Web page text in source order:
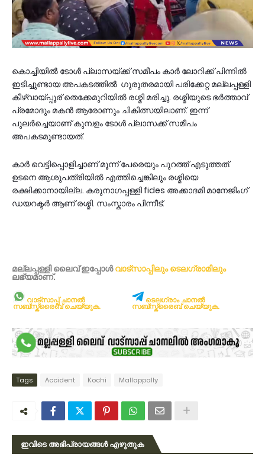
കൊച്ചിയിൽ ടോൾ പ്ലാസയ്ക്ക് സമീപം കാർ ലോറിക്ക് പിന്നിൽ
ഇടിച്ചുണ്ടായ അപകടത്തിൽ ഗുരുതരമായി പരിക്കേറ്റ മല്ലപ്പള്ളി
കീഴ്വായ്പ്പൂര് തെക്കേമുറിയിൽ രശ്മി മരിച്ചു. രശ്മിയുടെ ഭർത്താവ്
പ്രമോദും മകൻ ആരോണും ചികിത്സയിലാണ്. ഇന്ന്
പുലർച്ചെയാണ് കുമ്പളം ടോൾ പ്ലാസക്ക് സമീപം
അപകടമുണ്ടായത്.
കാർ വെട്ടിപ്പൊളിച്ചാണ് മൂന്ന് പേരെയും പുറത്ത് എടുത്തത്.
ഉടനെ ആശുപത്രിയിൽ എത്തിച്ചെങ്കിലും രശ്മിയെ
രക്ഷിക്കാനായില്ല. കരുനാഗപ്പള്ളി fides അക്കാദമി മാനേജിംഗ്
ഡയറക്ടർ ആണ് രശ്മി. സംസ്കാരം പിന്നീട്.
മല്ലപ്പള്ളി ലൈവ് ഇപ്പോള്‍വാട്സാപ്പിലും ടെലഗ്രാമിലും
ലഭ്യമാണ്‌.
വാട്സാപ്പ് ചാനൽ
സബ്സ്ക്രൈബ് ചെയ്യുക.
ടെലഗ്രാം ചാനൽ
സബ്സ്ക്രൈബ് ചെയ്യുക.
Tags Accident Kochi Mallappally
ഇവിടെ അഭിപ്രായങ്ങൾ എഴുതുക